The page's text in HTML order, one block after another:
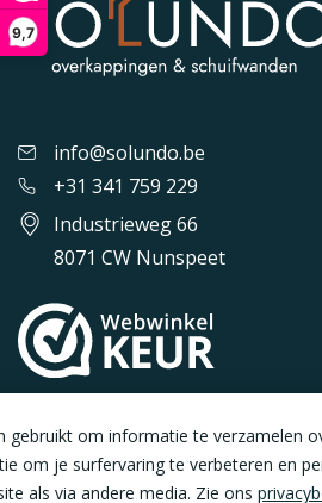
9,7
info@solundo.be
+31 341 759 229
Industrieweg 66
8071 CW Nunspeet
om informatie te verzamelen
om je surfervaring te verbeteren en
als via andere media. Zie ons